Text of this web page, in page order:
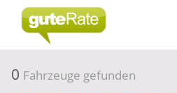
0 Fahrzeuge gefunden